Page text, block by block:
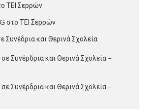
ΤΕΙ Σερρών
στο ΤΕΙ Σερρών
Συνέδρια και Θερινά Σχολεία
Συνέρδρια και Θερινά Σχολεία –
Συνέρδρια και Θερινά Σχολεία –